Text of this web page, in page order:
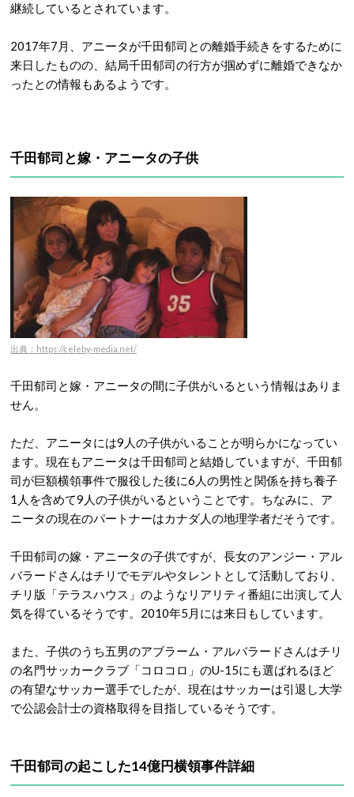
継続しているとされています。
2017年7月、アニータが千田郁司との離婚手続きをするために
来日したものの、結局千田郁司の行方が掴めずに離婚できなか
ったとの情報もあるようです。
千田郁司と嫁・アニータの子供
出典：https://celeby-media.net/
千田郁司と嫁・アニータの間に子供がいるという情報はありま
せん。
ただ、アニータには9人の子供がいることが明らかになってい
ます。現在もアニータは千田郁司と結婚していますが、千田郁
司が巨額横領事件で服役した後に6人の男性と関係を持ち養子
1人を含めて9人の子供がいるということです。ちなみに、ア
ニータの現在のパートナーはカナダ人の地理学者だそうです。
千田郁司の嫁・アニータの子供ですが、長女のアンジー・アル
バラードさんはチリでモデルやタレントとして活動しており、
チリ版「テラスハウス」のようなリアリティ番組に出演して人
気を得ているそうです。2010年5月には来日もしています。
また、子供のうち五男のアブラーム・アルバラードさんはチリ
の名門サッカークラブ「コロコロ」のU-15にも選ばれるほど
の有望なサッカー選手でしたが、現在はサッカーは引退し大学
で公認会計士の資格取得を目指しているそうです。
千田郁司の起こした14億円横領事件詳細